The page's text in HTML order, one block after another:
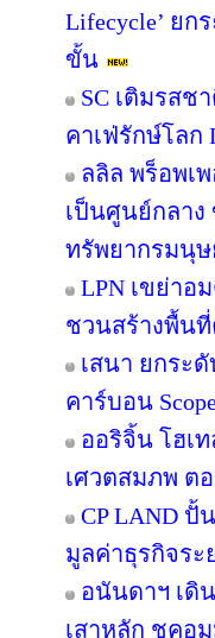
Lifecycle’ ยก
ขั้น
SC เติมรสช
คาเฟ่รักษ์โล
ลลิล พร็อพเ
เป็นศูนย์กลา
ทรัพยากรมนุษ
LPN เขย่าอ
ชวนสร้างพื้น
เสนา ยกระดั
คาร์บอน
ออริจิ้น โฮเท
เศวตสมภพ ตอ
CP LAND ปั้
มูลค่าธุรกิจระ
อนันดาฯ เดิ
เสาหลัก ชูคอม